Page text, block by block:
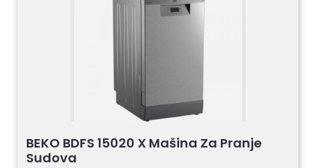
BEKO BDFS 15020 X Mašina Za Pranje
Sudova